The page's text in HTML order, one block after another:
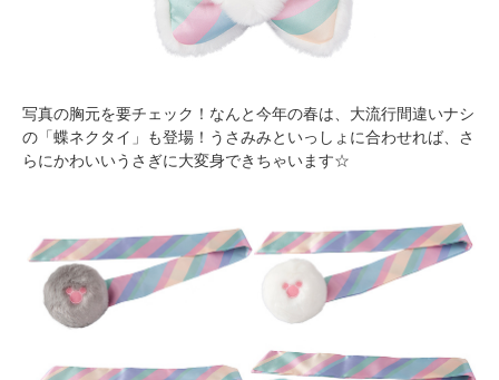
写真の胸元を要チェック！なんと今年の春は、大流行間違いナシ
の「蝶ネクタイ」も登場！うさみみといっしょに合わせれば、さ
らにかわいいうさぎに大変身できちゃいます☆